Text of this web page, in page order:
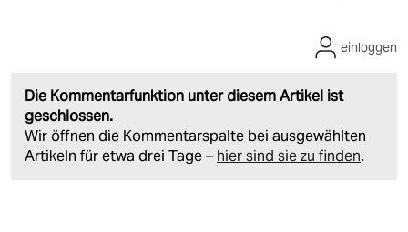
Die Kommentarfunktion unter diesem Artikel ist
geschlossen.
Wir öffnen die Kommentarspalte bei ausgewählten
Artikeln für etwa drei Tage – hier sind sie zu finden.
einloggen